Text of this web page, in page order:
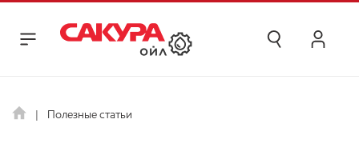
Полезные статьи